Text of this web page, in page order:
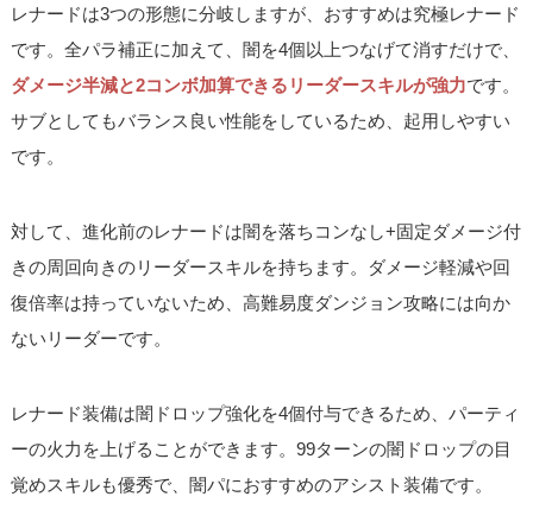
レナードは3つの形態に分岐しますが、おすすめは究極レナード
です。全パラ補正に加えて、闇を4個以上つなげて消すだけで、
ダメージ半減と2コンボ加算できるリーダースキルが強力です。
サブとしてもバランス良い性能をしているため、起用しやすい
です。
対して、進化前のレナードは闇を落ちコンなし+固定ダメージ付
きの周回向きのリーダースキルを持ちます。ダメージ軽減や回
復倍率は持っていないため、高難易度ダンジョン攻略には向か
ないリーダーです。
レナード装備は闇ドロップ強化を4個付与できるため、パーティ
ーの火力を上げることができます。99ターンの闇ドロップの目
覚めスキルも優秀で、闇パにおすすめのアシスト装備です。